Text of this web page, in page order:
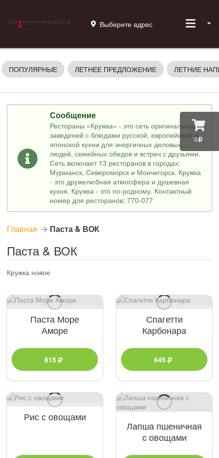
0
Выберите адрес
ПОПУЛЯРНЫЕ ЛЕТНЕЕ ПРЕДЛОЖЕНИЕ ЛЕТНИЕ
Сообщение
Рестораны «Кружка» - это сеть оригинальных
заведений с блюдами русской, европейской и
японской кухни для энергичных деловых
людей, семейных обедов и встреч с друзьями.
Сеть включает 13 ресторанов в городах:
Мурманск, Североморск и Мончегорск. Кружка
- это дружелюбная атмосфера и душевная
кухня. Кружка - это по-родному. Контактный
номер для ресторанов: 770-077
Главная Паста & ВОК
Паста & ВОК
Кружка новое
Паста Море
Аморе
815
Спагетти
Карбонара
645
Рис с овощами
Лапша пшеничная
с овощами